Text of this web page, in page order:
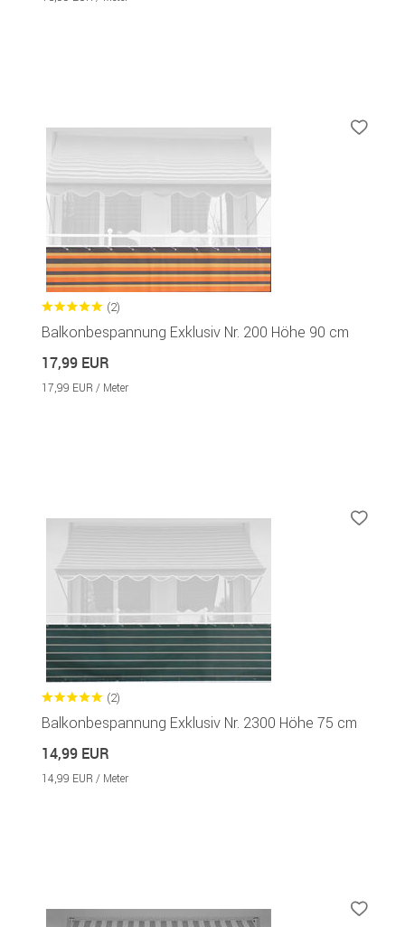
(2)
Balkonbespannung Exklusiv Nr. 200 Höhe 90 cm
17,99 EUR
17,99 EUR / Meter
(2)
Balkonbespannung Exklusiv Nr. 2300 Höhe 75 cm
14,99 EUR
14,99 EUR / Meter